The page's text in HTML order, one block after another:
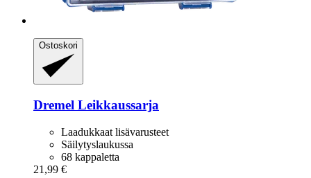
Ostoskori
Dremel Leikkaussarja
Laadukkaat lisävarusteet
Säilytyslaukussa
68 kappaletta
21,99 €